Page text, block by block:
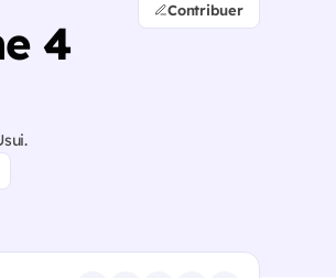
4
Contribuer